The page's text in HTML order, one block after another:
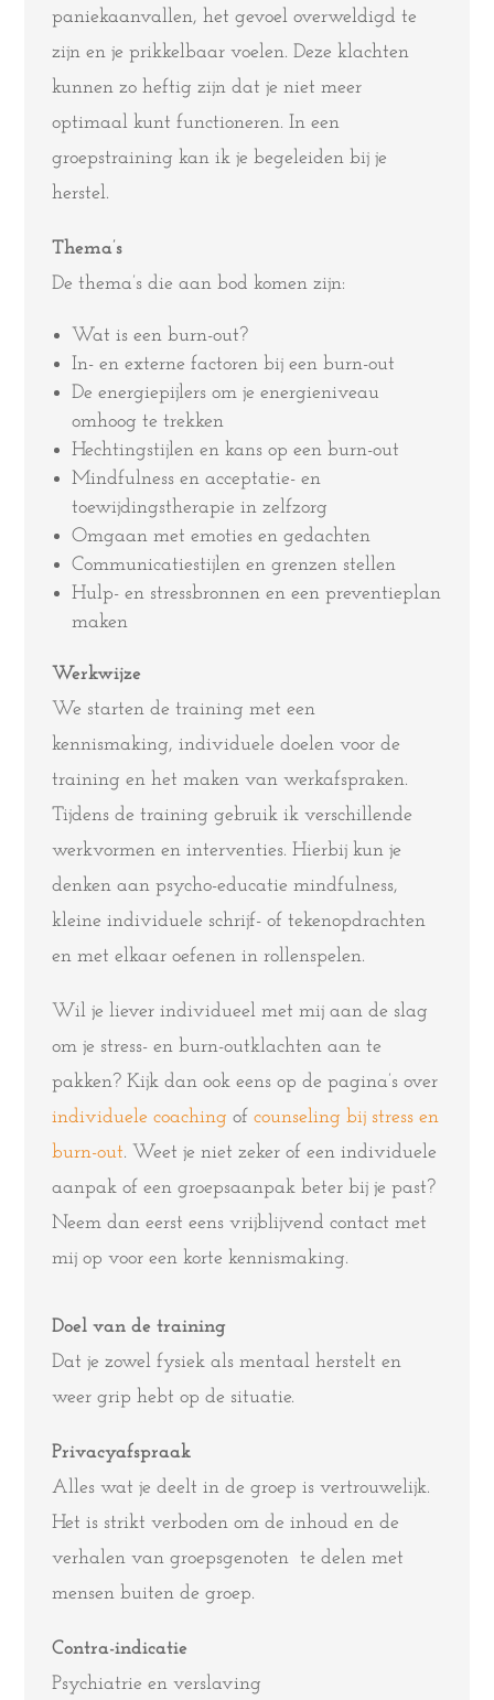
paniekaanvallen, het gevoel overweldigd te
zijn en je prikkelbaar voelen. Deze klachten
kunnen zo heftig zijn dat je niet meer
optimaal kunt functioneren. In een
groepstraining kan ik je begeleiden bij je
herstel.
Thema’s
De thema’s die aan bod komen zijn:
Wat is een burn-out?
In- en externe factoren bij een burn-out
De energiepijlers om je energieniveau
omhoog te trekken
Hechtingstijlen en kans op een burn-out
Mindfulness en acceptatie- en
toewijdingstherapie in zelfzorg
Omgaan met emoties en gedachten
Communicatiestijlen en grenzen stellen
Hulp- en stressbronnen en een preventieplan
maken
Werkwijze
We starten de training met een
kennismaking, individuele doelen voor de
training en het maken van werkafspraken.
Tijdens de training gebruik ik verschillende
werkvormen en interventies. Hierbij kun je
denken aan psycho-educatie mindfulness,
kleine individuele schrijf- of tekenopdrachten
en met elkaar oefenen in rollenspelen.
Wil je liever individueel met mij aan de slag
om je stress- en burn-outklachten aan te
pakken? Kijk dan ook eens op de pagina’s over
individuele coaching ofcounseling bij stress en
burn-out. Weet je niet zeker of een individuele
aanpak of een groepsaanpak beter bij je past?
Neem dan eerst eens vrijblijvend contact met
mij op voor een korte kennismaking.
Doel van de training
Dat je zowel fysiek als mentaal herstelt en
weer grip hebt op de situatie.
Privacyafspraak
Alles wat je deelt in de groep is vertrouwelijk.
Het is strikt verboden om de inhoud en de
verhalen van groepsgenoten te delen met
mensen buiten de groep.
Contra-indicatie
Psychiatrie en verslaving